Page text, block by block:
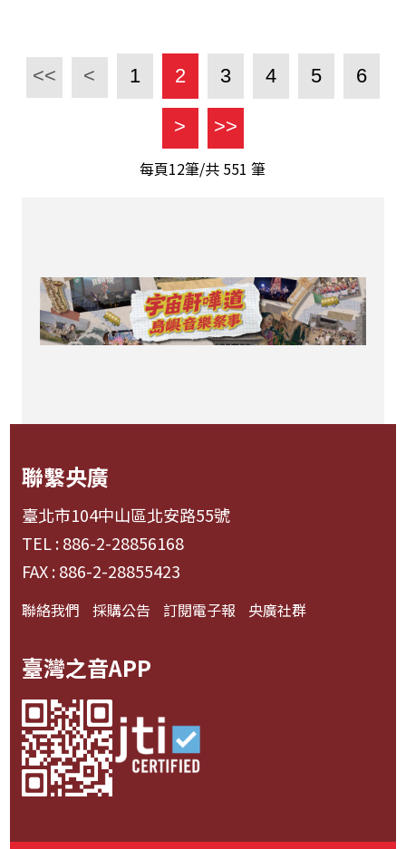
<< < 1 2 3 4 5 6
> >>
每頁12筆/共 551 筆
聯繫央廣
臺北市104中山區北安路55號
TEL : 886-2-28856168
FAX : 886-2-28855423
聯絡我們 採購公告 訂閱電子報 央廣社群
臺灣之音APP